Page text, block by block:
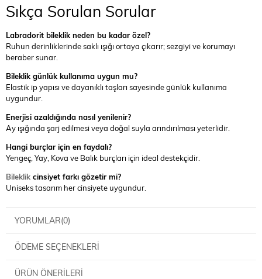
Sıkça Sorulan Sorular
Labradorit bileklik neden bu kadar özel?
Ruhun derinliklerinde saklı ışığı ortaya çıkarır; sezgiyi ve korumayı
beraber sunar.
Bileklik günlük kullanıma uygun mu?
Elastik ip yapısı ve dayanıklı taşları sayesinde günlük kullanıma
uygundur.
Enerjisi azaldığında nasıl yenilenir?
Ay ışığında şarj edilmesi veya doğal suyla arındırılması yeterlidir.
Hangi burçlar için en faydalı?
Yengeç, Yay, Kova ve Balık burçları için ideal destekçidir.
Bileklik cinsiyet farkı gözetir mi?
Uniseks tasarım her cinsiyete uygundur.
YORUMLAR(0)
ÖDEME SEÇENEKLERI
ÜRÜN ÖNERILERI